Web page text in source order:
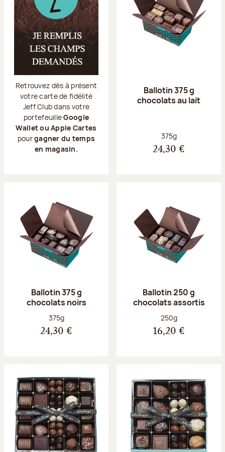
Retrouvez dès à présent
votre carte de fidélité
Jeff Club dans votre
portefeuilleGoogle
Wallet ou Apple Cartes
pourgagner du temps
en magasin.
Ballotin 375 g
chocolats au lait
Poids net :
375g
24,30 €
Ballotin 375 g
chocolats noirs
Poids net :
375g
24,30 €
Ballotin 250 g
chocolats assortis
Poids net :
250g
16,20 €